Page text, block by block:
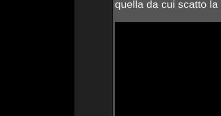
quella da cui scatto